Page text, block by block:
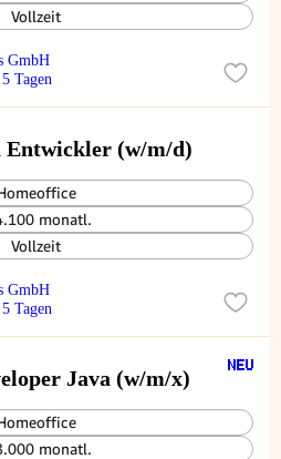
Vollzeit
GmbH
5 Tagen
Entwickler (w/m/d)
monatl.
Vollzeit
GmbH
5 Tagen
Java (w/m/x)
monatl.